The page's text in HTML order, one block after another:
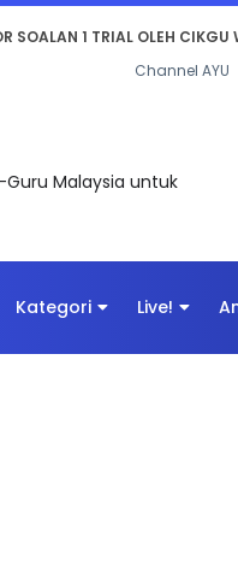
PENYELAMAT DUNIA
Channel AYU
Guru Malaysia untuk
Kategori Live!